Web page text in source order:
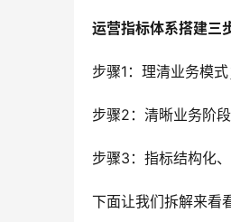
运营指标体系搭建三
步骤1：理清业务模式
步骤2：清晰业务阶段
步骤3：指标结构化、
下面让我们拆解来看